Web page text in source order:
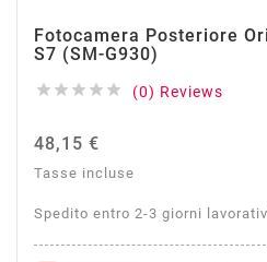
Fotocamera Posteriore
S7 (SM-G930)
     (0) Reviews
48,15 €
Tasse incluse
Spedito entro 2-3 giorni